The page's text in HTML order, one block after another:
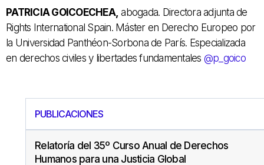
PATRICIA GOICOECHEA, abogada. Directora adjunta de
Rights International Spain. Máster en Derecho Europeo por
la Universidad Panthéon-Sorbona de París. Especializada
en derechos civiles y libertades fundamentales @p_goico
PUBLICACIONES
Relatoría del 35º Curso Anual de Derechos
Humanos para una Justicia Global